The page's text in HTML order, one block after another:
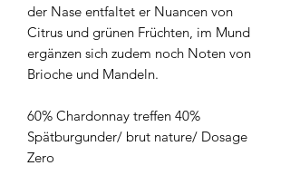
der Nase entfaltet er Nuancen von
Citrus und grünen Früchten, im Mund
ergänzen sich zudem noch Noten von
Brioche und Mandeln.
60% Chardonnay treffen 40%
Spätburgunder/ brut nature/ Dosage
Zero